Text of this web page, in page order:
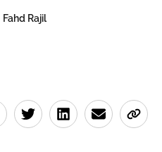
Fahd Rajil